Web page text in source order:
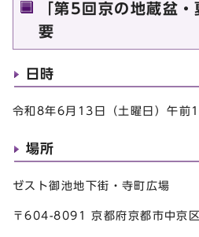
「第5回京の地蔵盆
要
日時
令和8年6月13日（土曜日）午前
場所
ゼスト御池地下街・寺町広場
〒604-8091 京都府京都市中京